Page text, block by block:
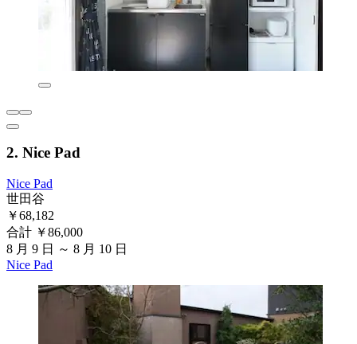
2. Nice Pad
Nice Pad
世田谷
￥68,182
合計 ￥86,000
8 月 9 日 ～ 8 月 10 日
Nice Pad